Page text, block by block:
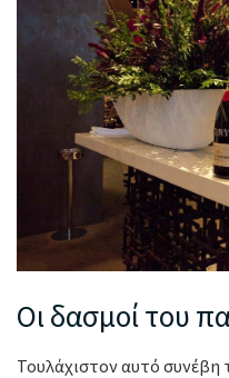
Οι δασμοί του
Τουλάχιστον αυτό συνέβη